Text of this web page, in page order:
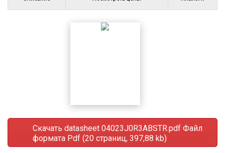
Скачать datasheet 04023J0R3ABSTR.pdf Файл
формата Pdf (20 страниц, 397,88 kb)